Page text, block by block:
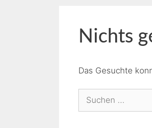
Nichts
Das Gesuchte